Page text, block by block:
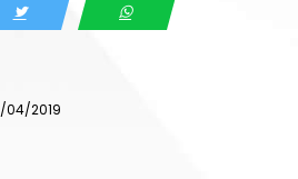
04/2019